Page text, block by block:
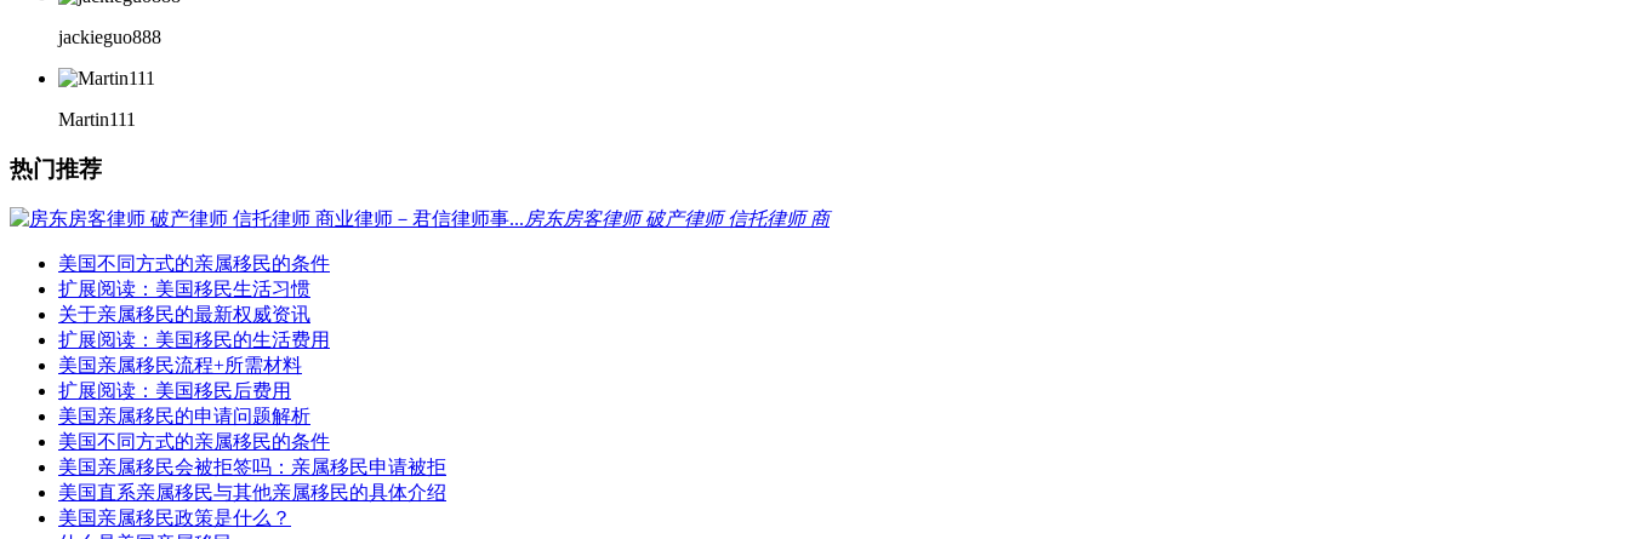
jackieguo888
Martin111
热门推荐
房东房客律师 破产律师 信托律师 商
美国不同方式的亲属移民的条件
扩展阅读：美国移民生活习惯
关于亲属移民的最新权威资讯
扩展阅读：美国移民的生活费用
美国亲属移民流程+所需材料
扩展阅读：美国移民后费用
美国亲属移民的申请问题解析
美国不同方式的亲属移民的条件
美国亲属移民会被拒签吗：亲属移民申请被拒
美国直系亲属移民与其他亲属移民的具体介绍
美国亲属移民政策是什么？